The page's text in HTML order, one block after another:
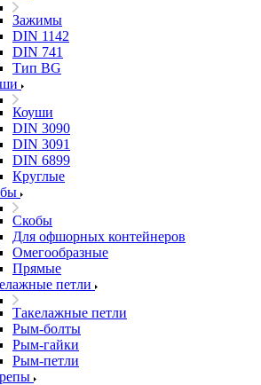
Зажимы
DIN 1142
DIN 741
Тип BG
Коуши
DIN 3090
DIN 3091
DIN 6899
Круглые
Скобы
Для офшорных контейнеров
Омегообразные
Прямые
петли
Такелажные петли
Рым-болты
Рым-гайки
Рым-петли